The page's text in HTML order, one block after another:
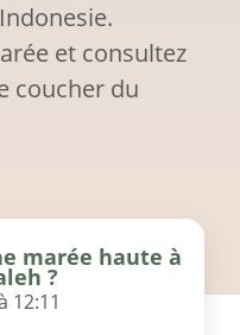
et consultez
coucher du
marée haute à
?
12:11